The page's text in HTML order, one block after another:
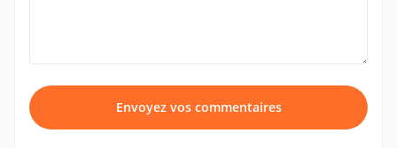
Envoyez vos commentaires